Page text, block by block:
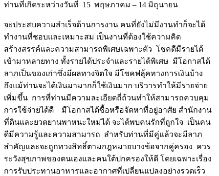
ท่านที่เกิดระหว่างวันที่ 15 พฤษภาคม – 14 มิถุนายน
จะประสบความสำเร็จด้านการงาน คนที่ยังไม่มีงานทำก็จะได้
ทำงานที่ชอบและเหมาะสม เป็นงานที่ต้องใช้ความคิด
สร้างสรรค์และความสามารถพิเศษเฉพาะตัว โชคดีมีรายได้
เข้ามาหลายทาง ทั้งรายได้ประจำและรายได้พิเศษ มีโอกาสได้
ลาภเป็นของเก่าซึ่งมีผลทางจิตใจ มีโชคฟลุ้คทางการเงินบ้าง
ถึงแม้ท่านจะได้เงินมามากก็ใช้เงินมาก บริวารทำให้มีรายจ่าย
เพิ่มขึ้น การที่ท่านมีความละเอียดถี่ถ้วนทำให้สามารถควบคุม
การใช้จ่ายได้ดี มีโอกาสได้ซื้อหรือจัดหาที่อยู่อาศัย สำนักงาน
ที่ดินและยวดยานพาหนะใหม่ได้ จะได้พบคนรักที่ถูกใจ เป็นคน
ดีมีความรู้และความสามารถ สำหรับท่านที่มีคู่แล้วจะมีลาภ
สำคัญและจะถูกทวงสิทธิ์ตามกฎหมายบางข้อจากคู่ครอง ควร
ระวังสุขภาพของตนเองและคนใต้ปกครองให้ดี โดยเฉพาะเรื่อง
การรับประทานอาหารและอากาศที่เปลี่ยนแปลงอย่างรวดเร็ว